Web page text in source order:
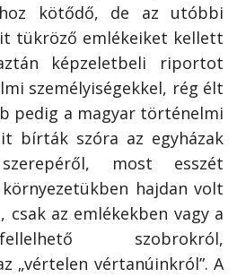
kötődő, de az utóbbi
tükröző emlékeiket kellett
képzeletbeli riportot
személyiségekkel, rég élt
pedig a magyar történelmi
bírták szóra az egyházak
most esszét
hajdan volt
az emlékekben vagy a
szobrokról,
„vértelen vértanúinkról”. A